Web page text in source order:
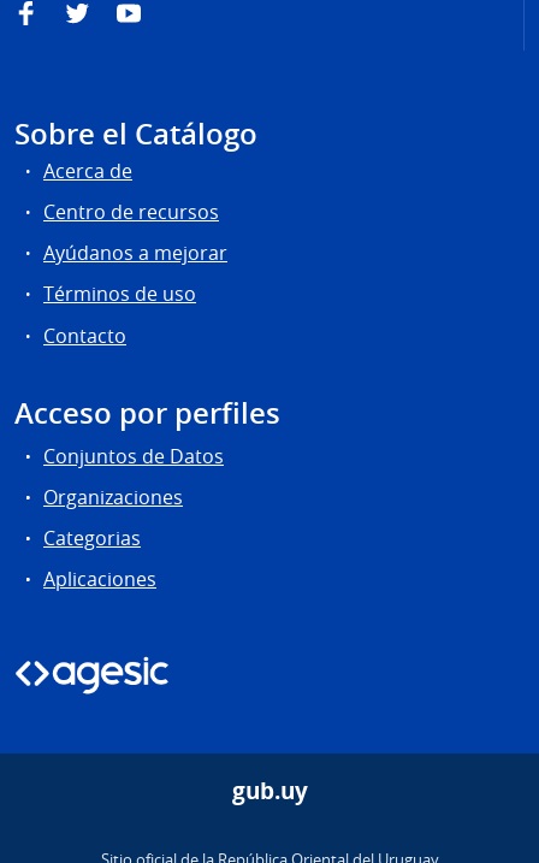
FacebookTwitterYouTube
Sobre el Catálogo
Acerca de
Centro de recursos
Ayúdanos a mejorar
Términos de uso
Contacto
Acceso por perfiles
Conjuntos de Datos
Organizaciones
Categorias
Aplicaciones
gub.uy